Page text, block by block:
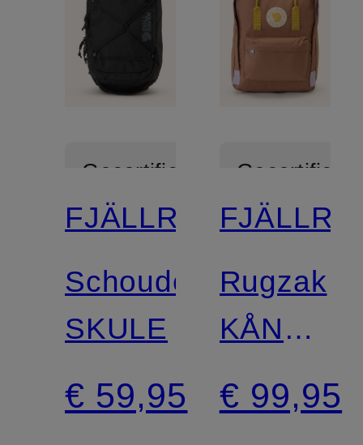
Gecertificeerd
FJÄLLRÄVEN
Schoudertas
SKULE
€ 59,95
Rugzak
KÅNKEN
€ 99,95